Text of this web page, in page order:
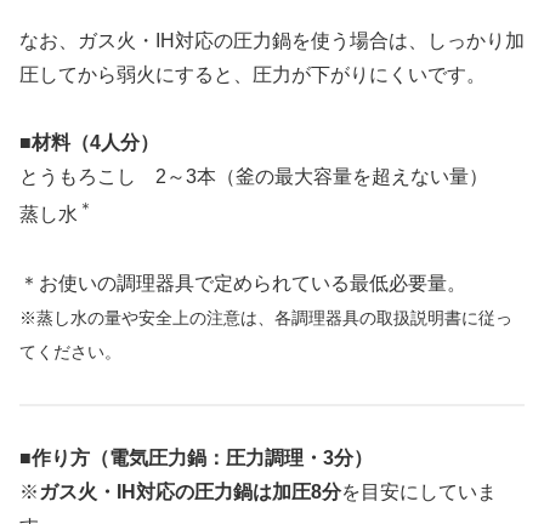
なお、ガス火・IH対応の圧力鍋を使う場合は、しっかり加
圧してから弱火にすると、圧力が下がりにくいです。
■材料（4人分）
とうもろこし 2～3本（釜の最大容量を超えない量）
蒸し水 ＊
＊お使いの調理器具で定められている最低必要量。
※蒸し水の量や安全上の注意は、各調理器具の取扱説明書に従っ
てください。
■作り方（電気圧力鍋：圧力調理・3分）
※ ガス火・IH対応の圧力鍋は加圧8分を目安にしていま